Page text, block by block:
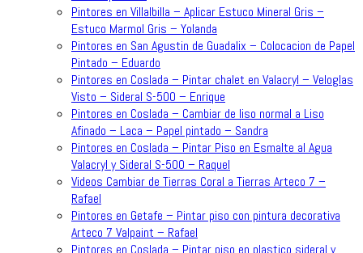
Pintores en Villalbilla – Aplicar Estuco Mineral Gris –
Estuco Marmol Gris – Yolanda
Pintores en San Agustin de Guadalix – Colocacion de Papel
Pintado – Eduardo
Pintores en Coslada – Pintar chalet en Valacryl – Veloglas
Visto – Sideral S-500 – Enrique
Pintores en Coslada – Cambiar de liso normal a Liso
Afinado – Laca – Papel pintado – Sandra
Pintores en Coslada – Pintar Piso en Esmalte al Agua
Valacryl y Sideral S-500 – Raquel
Videos Cambiar de Tierras Coral a Tierras Arteco 7 –
Rafael
Pintores en Getafe – Pintar piso con pintura decorativa
Arteco 7 Valpaint – Rafael
Pintores en Coslada – Pintar piso en plastico sideral y